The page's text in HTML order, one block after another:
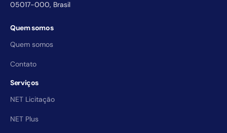
05017-000, Brasil
Quem somos
Quem somos
Contato
Serviços
NET Licitação
NET Plus